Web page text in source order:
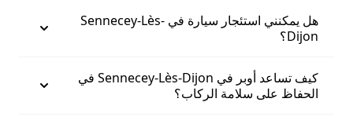
هل يمكنني استئجار سيارة في Sennecey-Lès-
Dijon؟
كيف تساعد أوبر في Sennecey-Lès-Dijon في
الحفاظ على سلامة الركاب؟